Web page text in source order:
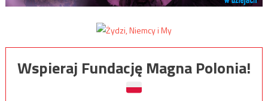
Wspieraj Fundację Magna Polonia!